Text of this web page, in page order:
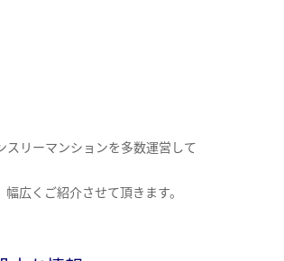
スリーマンションを多数運営して
広くご紹介させて頂きます。